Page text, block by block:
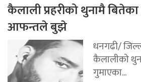
कैलाली प्रहरीको थुनामै
आफन्तले बुझे
धनगढी/
कैलालीको
गुमाएका...